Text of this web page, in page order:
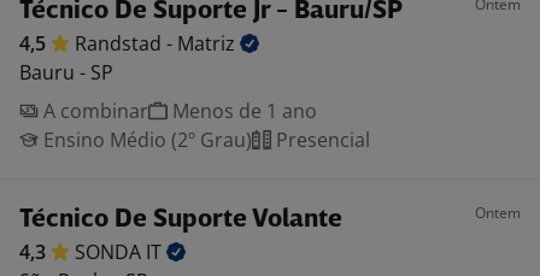
Técnico De Suporte Jr - Bauru/SP Ontem
4,5 Randstad - Matriz
Bauru - SP
A combinar
Menos de 1 ano
Ensino Médio (2º Grau)
Presencial
Técnico De Suporte Volante Ontem
4,3 SONDA IT